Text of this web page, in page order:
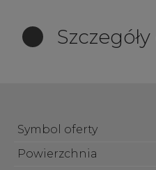
Szczegóły
Symbol oferty
Powierzchnia